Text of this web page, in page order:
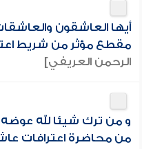
أيها العاشقون
مقطع مؤثر من شريط
الرحمن العريفي]
و من ترك شيئا لله عوضه
من محاضرة اعترافات